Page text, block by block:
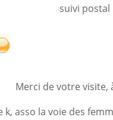
suivi postal
Merci de votre visite,
k, asso la voie des